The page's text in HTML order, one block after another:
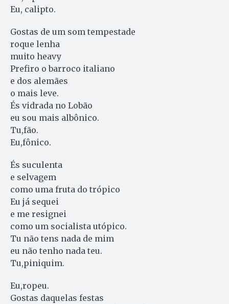
Eu, calipto.
Gostas de um som tempestade
roque lenha
muito heavy
Prefiro o barroco italiano
e dos alemães
o mais leve.
És vidrada no Lobão
eu sou mais albônico.
Tu,fão.
Eu,fônico.
És suculenta
e selvagem
como uma fruta do trópico
Eu já sequei
e me resignei
como um socialista utópico.
Tu não tens nada de mim
eu não tenho nada teu.
Tu,piniquim.
Eu,ropeu.
Gostas daquelas festas